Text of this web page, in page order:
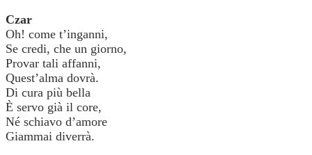
Czar
Oh! come t’inganni,
Se credi, che un giorno,
Provar tali affanni,
Quest’alma dovrà.
Di cura più bella
È servo già il core,
Né schiavo d’amore
Giammai diverrà.